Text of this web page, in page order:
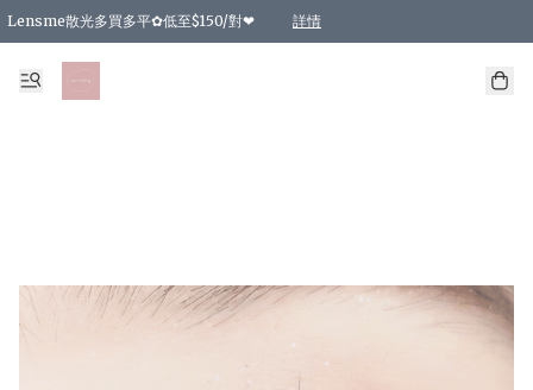
Lensme散光多買多平✿低至$150/對❤ 詳情
台灣Karacon⁩✧日拋 特價清貨❁⃘
日本韓國多款日/月拋現貨☼ 特價❤︎數量有限 售完即止
🇰🇷韓國多款月拋現貨 特價兩對$99✿數量有限 售完即止♫
精選商品，任選買2件或以上9 折；買4件或以上85 折；買6件或以上8 折
精選商品，任選買2件HKD 140.00；買4件HKD 260.00
精選商品，任選買2件HKD 190.00；買4件HKD 360.00
精選商品，任選買2件HKD 110.00；買4件HKD 180.00
精選商品，任選買2件HKD 170.00；買4件HKD 320.00
精選商品，任選買2件或以上減HKD 148.00
精選商品，任選買2件或以上減HKD 148.00
精選商品，任選買2件或以上95 折；買4件或以上9 折；買6件或以上85 折；買8件
精選商品，任選買12件或以上87 折
精選商品，任選買2件或以上減HKD 16.00；買4件或以上減HKD 32.00；買6
精選商品，任選買2件或以上95 折；買4件或以上9 折；買8件或以上85 折；買12
購物滿 HKD 800.00即享免運費優惠！（適用於 特定的送貨方式 )